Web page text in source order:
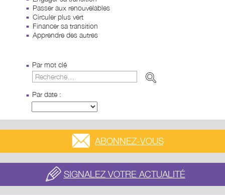
Passer aux renouvelables
Circuler plus vert
Financer sa transition
Apprendre des autres
Par mot clé
Par date :
ABONNEZ-VOUS
SIGNALEZ VOTRE ACTUALITÉ